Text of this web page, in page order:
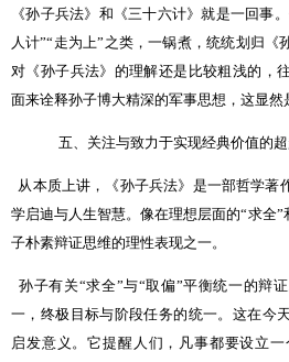
《孙子兵法》和《三十六计》就是一回事
人计”“走为上”之类，一锅煮，统统划归《
对《孙子兵法》的理解还是比较粗浅的，
面来诠释孙子博大精深的军事思想，这显然
五、关注与致力于实现经典价值的
从本质上讲，《孙子兵法》是一部哲学著
学启迪与人生智慧。像在理想层面的“求全
子朴素辩证思维的理性表现之一。
孙子有关“求全”与“取偏”平衡统一的辩
一，终极目标与阶段任务的统一。这在今
启发意义。它提醒人们，凡事都要设立